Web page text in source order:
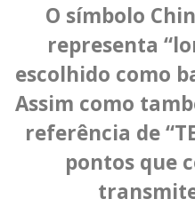
O símbolo
representa
escolhido como
Assim como
referência de
pontos que